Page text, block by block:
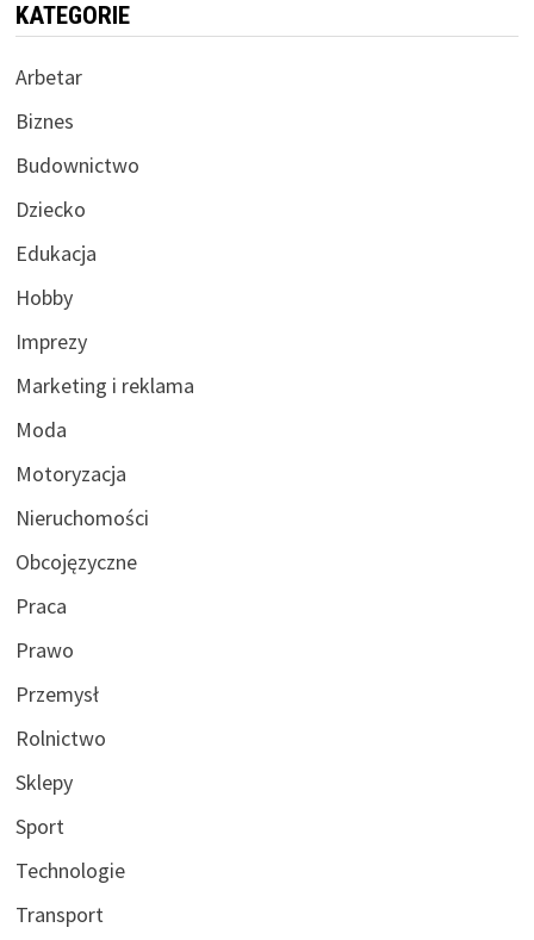
KATEGORIE
Arbetar
Biznes
Budownictwo
Dziecko
Edukacja
Hobby
Imprezy
Marketing i reklama
Moda
Motoryzacja
Nieruchomości
Obcojęzyczne
Praca
Prawo
Przemysł
Rolnictwo
Sklepy
Sport
Technologie
Transport